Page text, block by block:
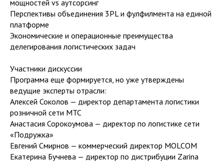
мощностей vs аутсорсинг
Перспективы объединения 3PL и фулфилмента на единой
платформе
Экономические и операционные преимущества
делегирования логистических задач
Участники дискуссии
Программа еще формируется, но уже утверждены
ведущие эксперты отрасли:
Алексей Соколов — директор департамента логистики
розничной сети МТС
Анастасия Сорокоумова — директор по логистике сети
«Подружка»
Евгений Смирнов — коммерческий директор MOLCOM
Екатерина Бучнева — директор по дистрибуции Zarina